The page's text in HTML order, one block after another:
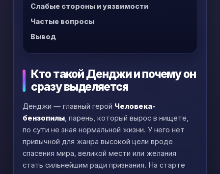
Слабые стороны и уязвимости
Частые вопросы
Вывод
Кто такой Денджи и почему он
сразу выделяется
Денджи — главный герой Человека-
бензопилы, парень, который вырос в нищете,
по сути не зная нормальной жизни. У него нет
привычной для жанра высокой цели вроде
спасения мира, великой мести или желания
стать сильнейшим ради признания. На старте